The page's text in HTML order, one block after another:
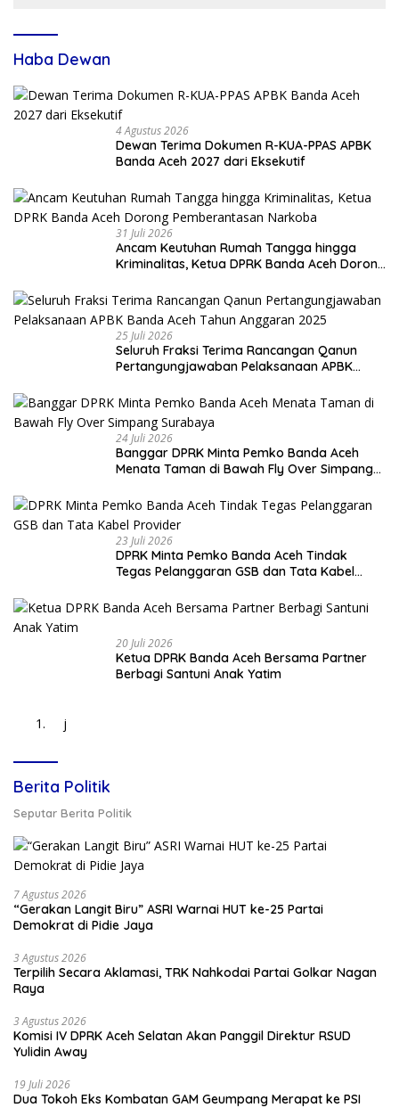
Haba Dewan
4 Agustus 2026
Dewan Terima Dokumen R-KUA-PPAS APBK
Banda Aceh 2027 dari Eksekutif
31 Juli 2026
Ancam Keutuhan Rumah Tangga hingga
Kriminalitas, Ketua DPRK Banda Aceh Dorong
25 Juli 2026
Seluruh Fraksi Terima Rancangan Qanun
Pertangungjawaban Pelaksanaan APBK
24 Juli 2026
Banggar DPRK Minta Pemko Banda Aceh
Menata Taman di Bawah Fly Over Simpang
23 Juli 2026
DPRK Minta Pemko Banda Aceh Tindak
Tegas Pelanggaran GSB dan Tata Kabel
20 Juli 2026
Ketua DPRK Banda Aceh Bersama Partner
Berbagi Santuni Anak Yatim
j
Berita Politik
Seputar Berita Politik
7 Agustus 2026
“Gerakan Langit Biru” ASRI Warnai HUT ke-25 Partai
Demokrat di Pidie Jaya
3 Agustus 2026
Terpilih Secara Aklamasi, TRK Nahkodai Partai Golkar Nagan
Raya
3 Agustus 2026
Komisi IV DPRK Aceh Selatan Akan Panggil Direktur RSUD
Yulidin Away
19 Juli 2026
Dua Tokoh Eks Kombatan GAM Geumpang Merapat ke PSI